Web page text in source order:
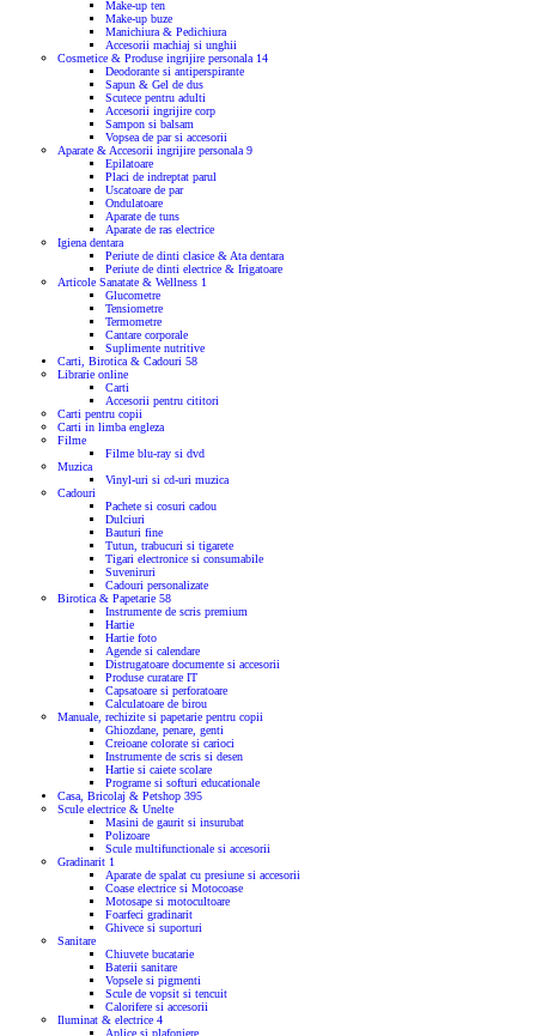
Make-up ten
Make-up buze
Manichiura & Pedichiura
Accesorii machiaj si unghii
Cosmetice & Produse ingrijire personala 14
Deodorante si antiperspirante
Sapun & Gel de dus
Scutece pentru adulti
Accesorii ingrijire corp
Sampon si balsam
Vopsea de par si accesorii
Aparate & Accesorii ingrijire personala 9
Epilatoare
Placi de indreptat parul
Uscatoare de par
Ondulatoare
Aparate de tuns
Aparate de ras electrice
Igiena dentara
Periute de dinti clasice & Ata dentara
Periute de dinti electrice & Irigatoare
Articole Sanatate & Wellness 1
Glucometre
Tensiometre
Termometre
Cantare corporale
Suplimente nutritive
Carti, Birotica & Cadouri 58
Librarie online
Carti
Accesorii pentru cititori
Carti pentru copii
Carti in limba engleza
Filme
Filme blu-ray si dvd
Muzica
Vinyl-uri si cd-uri muzica
Cadouri
Pachete si cosuri cadou
Dulciuri
Bauturi fine
Tutun, trabucuri si tigarete
Tigari electronice si consumabile
Suveniruri
Cadouri personalizate
Birotica & Papetarie 58
Instrumente de scris premium
Hartie
Hartie foto
Agende si calendare
Distrugatoare documente si accesorii
Produse curatare IT
Capsatoare si perforatoare
Calculatoare de birou
Manuale, rechizite si papetarie pentru copii
Ghiozdane, penare, genti
Creioane colorate si carioci
Instrumente de scris si desen
Hartie si caiete scolare
Programe si softuri educationale
Casa, Bricolaj & Petshop 395
Scule electrice & Unelte
Masini de gaurit si insurubat
Polizoare
Scule multifunctionale si accesorii
Gradinarit 1
Aparate de spalat cu presiune si accesorii
Coase electrice si Motocoase
Motosape si motocultoare
Foarfeci gradinarit
Ghivece si suporturi
Sanitare
Chiuvete bucatarie
Baterii sanitare
Vopsele si pigmenti
Scule de vopsit si tencuit
Calorifere si accesorii
Iluminat & electrice 4
Aplice si plafoniere